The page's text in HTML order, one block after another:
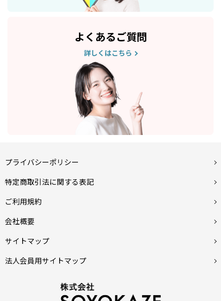
よくあるご質問
詳しくはこちら
プライバシーポリシー
特定商取引法に関する表記
ご利用規約
会社概要
サイトマップ
法人会員用サイトマップ